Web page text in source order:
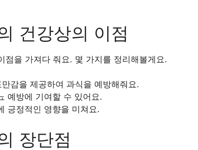
건강상의 이점
점을 가져다 줘요. 몇 가지를 정리해볼게요.
감을 제공하여 과식을 예방해줘요.
예방에 기여할 수 있어요.
긍정적인 영향을 미쳐요.
장단점